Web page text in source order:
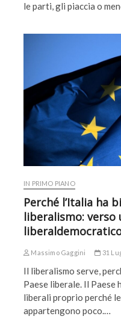
le parti, gli piaccia o
IN PRIMO PIANO
Perché l’Italia ha
liberalismo:
Massimo Gaggini 31
Il liberalismo serve,
Paese liberale. Il Paese
liberali proprio perché
appartengono poco.…